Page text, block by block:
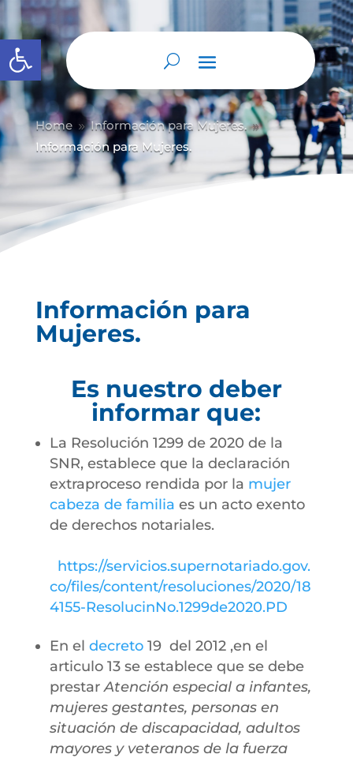
Abrir barra de herramientas
Home 9 Información para Mujeres. 9
Información para Mujeres.
Información para
Mujeres.
Es nuestro deber
informar que:
La Resolución 1299 de 2020 de la
SNR, establece que la declaración
extraproceso rendida por la mujer
cabeza de familia es un acto exento
de derechos notariales.
https://servicios.supernotariado.gov.
co/files/content/resoluciones/2020/18
4155-ResolucinNo.1299de2020.PD
En el decreto19 del 2012 ,en el
articulo 13 se establece que se debe
prestarAtención especial a infantes,
mujeres gestantes, personas en
situación de discapacidad, adultos
mayores y veteranos de la fuerza